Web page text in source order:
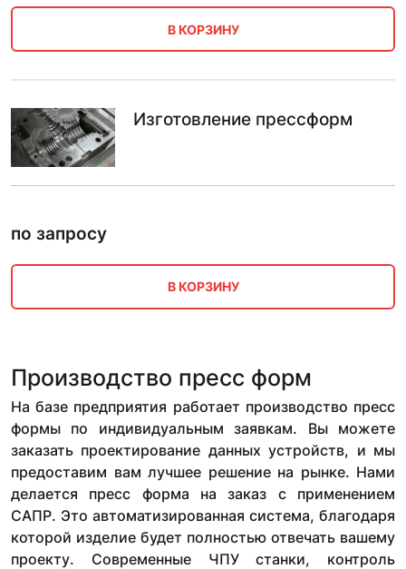
В КОРЗИНУ
Изготовление прессформ
по запросу
В КОРЗИНУ
Производство пресс форм
На базе предприятия работает производство пресс
формы по индивидуальным заявкам. Вы можете
заказать проектирование данных устройств, и мы
предоставим вам лучшее решение на рынке. Нами
делается пресс форма на заказ с применением
САПР. Это автоматизированная система, благодаря
которой изделие будет полностью отвечать вашему
проекту. Современные ЧПУ станки, контроль